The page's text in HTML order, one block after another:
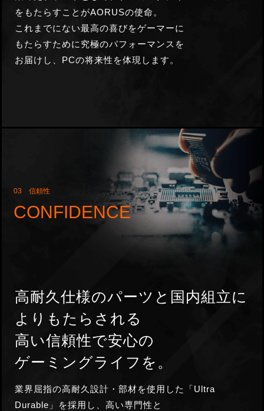
をもたらすことがAORUSの使命。
これまでにない最高の喜びをゲーマーに
もたらすために究極のパフォーマンスを
お届けし、PCの将来性を体現します。
03 信頼性
CONFIDENCE
高耐久仕様のパーツと国内組立に
よりもたらされる
高い信頼性で安心の
ゲーミングライフを。
業界屈指の高耐久設計・部材を使用した「Ultra
Durable」を採用し、高い専門性と